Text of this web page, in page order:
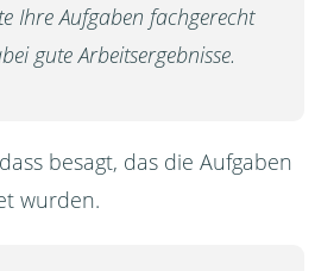
Ihre Aufgaben fachgerecht
gute Arbeitsergebnisse.
besagt, das die Aufgaben
wurden.